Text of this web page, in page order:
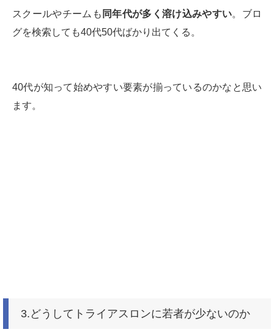
スクールやチームも 同年代が多く溶け込みやすい。ブロ
グを検索しても40代50代ばかり出てくる。
40代が知って始めやすい要素が揃っているのかなと思い
ます。
3.どうしてトライアスロンに若者が少ないのか